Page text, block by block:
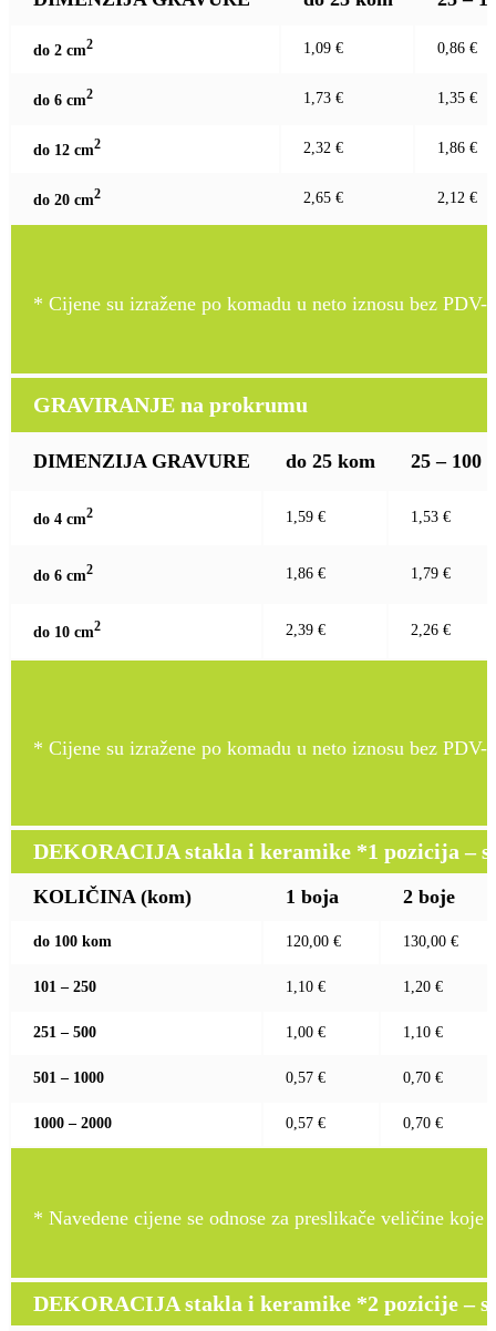
do 2 cm2 1,09 € 0,86 €
do 6 cm2 1,73 € 1,35 €
do 12 cm2 2,32 € 1,86 €
do 20 cm2 2,65 € 2,12 €
* Cijene su izražene po komadu u neto iznosu bez PDV-
GRAVIRANJE na prokrumu
DIMENZIJA GRAVURE do 25 kom 25 – 100
do 4 cm2 1,59 € 1,53 €
do 6 cm2 1,86 € 1,79 €
do 10 cm2 2,39 € 2,26 €
* Cijene su izražene po komadu u neto iznosu bez PDV-
DEKORACIJA stakla i keramike *1 pozicija –
KOLIČINA (kom) 1 boja 2 boje
do 100 kom 120,00 € 130,00 €
101 – 250 1,10 € 1,20 €
251 – 500 1,00 € 1,10 €
501 – 1000 0,57 € 0,70 €
1000 – 2000 0,57 € 0,70 €
* Navedene cijene se odnose za preslikače veličine
DEKORACIJA stakla i keramike *2 pozicije –